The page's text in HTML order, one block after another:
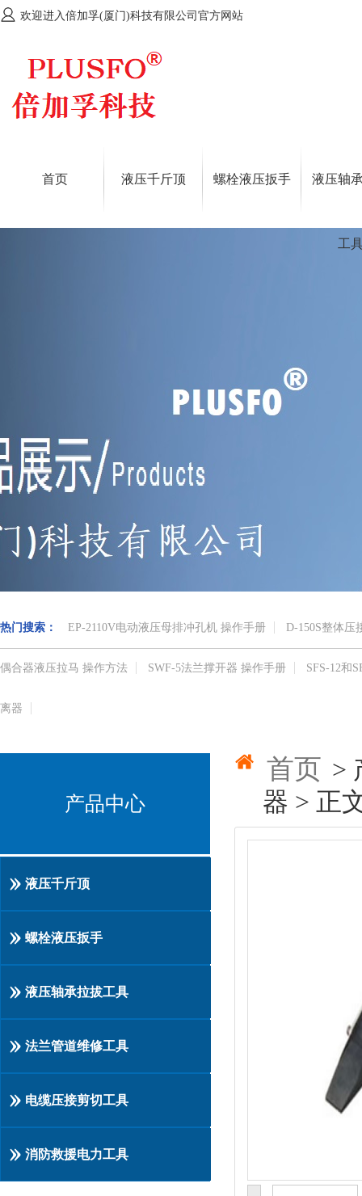
欢迎进入倍加孚(厦门)科技有限公司官方网站
首页 液压千斤顶 螺栓液压扳手 液压轴
工
热门搜索： EP-2110V电动液压母排冲孔机 操作手册 D-150S整体压
偶合器液压拉马 操作方法 SWF-5法兰撑开器 操作手册 SFS-12和
离器
产品中心
液压千斤顶
螺栓液压扳手
液压轴承拉拔工具
法兰管道维修工具
电缆压接剪切工具
消防救援电力工具
首页 >
器 > 正